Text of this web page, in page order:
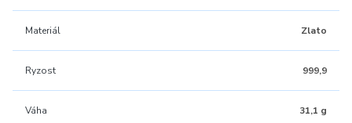
Materiál Zlato
Ryzost 999,9
Váha 31,1 g